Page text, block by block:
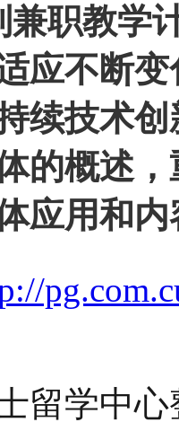
兼职教学
应不断
续技术创
的概述
应用和
留学中